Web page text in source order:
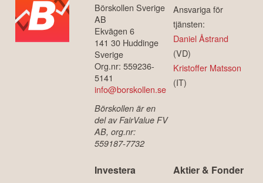
Börskollen Sverige
AB
Ekvägen 6
141 30 Huddinge
Sverige
Org.nr: 559236-
5141
info@borskollen.se
Börskollen är en
del av FairValue FV
AB, org.nr:
559187-7732
Ansvariga för
tjänsten:
Daniel Åstrand
(VD)
Kristoffer Matsson
(IT)
Investera Aktier & Fonder